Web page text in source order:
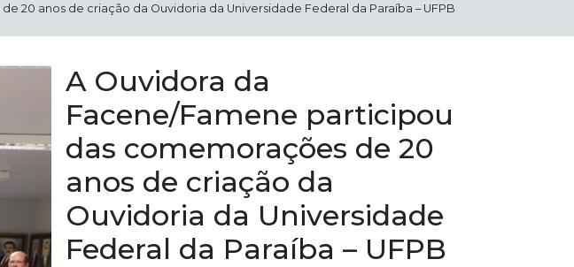
20 anos de criação da Ouvidoria da Universidade Federal da Paraíba – UFPB
A Ouvidora da
Facene/Famene participou
das comemorações de 20
anos de criação da
Ouvidoria da Universidade
Federal da Paraíba – UFPB